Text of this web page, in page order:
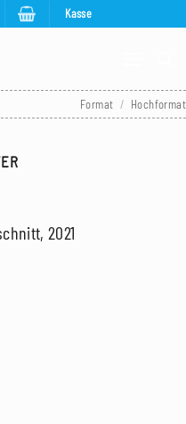
Kasse
Format / Hochformat
2021